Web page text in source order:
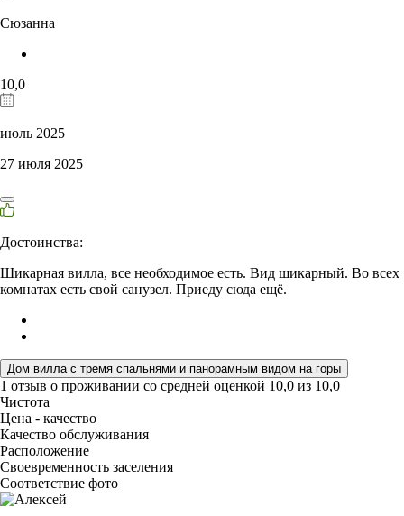
Сюзанна
10,0
июль 2025
27 июля 2025
Достоинства:
Шикарная вилла, все необходимое есть. Вид шикарный. Во всех
комнатах есть свой санузел. Приеду сюда ещё.
Дом вилла с тремя спальнями и панорамным видом на горы
1 отзыв о проживании со средней оценкой 10,0 из 10,0
Чистота
Цена - качество
Качество обслуживания
Расположение
Своевременность заселения
Соответствие фото